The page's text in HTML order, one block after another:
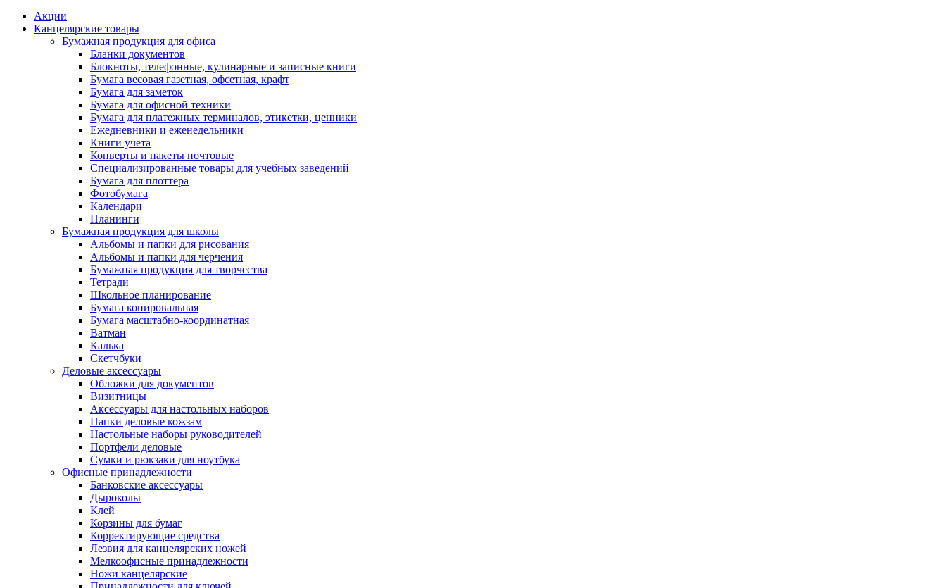
Акции
Канцелярские товары
Бумажная продукция для офиса
Бланки документов
Блокноты, телефонные, кулинарные и записные книги
Бумага весовая газетная, офсетная, крафт
Бумага для заметок
Бумага для офисной техники
Бумага для платежных терминалов, этикетки, ценники
Ежедневники и еженедельники
Книги учета
Конверты и пакеты почтовые
Специализированные товары для учебных заведений
Бумага для плоттера
Фотобумага
Календари
Планинги
Бумажная продукция для школы
Альбомы и папки для рисования
Альбомы и папки для черчения
Бумажная продукция для творчества
Тетради
Школьное планирование
Бумага копировальная
Бумага масштабно-координатная
Ватман
Калька
Скетчбуки
Деловые аксессуары
Обложки для документов
Визитницы
Аксессуары для настольных наборов
Папки деловые кожзам
Настольные наборы руководителей
Портфели деловые
Сумки и рюкзаки для ноутбука
Офисные принадлежности
Банковские аксессуары
Дыроколы
Клей
Корзины для бумаг
Корректирующие средства
Лезвия для канцелярских ножей
Мелкоофисные принадлежности
Ножи канцелярские